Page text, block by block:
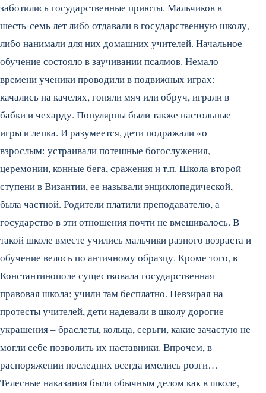
заботились государственные приюты. Мальчиков в
шесть-семь лет либо отдавали в государственную школу,
либо нанимали для них домашних учителей. Начальное
обучение состояло в заучивании псалмов. Немало
времени ученики проводили в подвижных играх:
качались на качелях, гоняли мяч или обруч, играли в
бабки и чехарду. Популярны были также настольные
игры и лепка. И разумеется, дети подражали «о
взрослым: устраивали потешные богослужения,
церемонии, конные бега, сражения и т.п. Школа второй
ступени в Византии, ее называли энциклопедической,
была частной. Родители платили преподавателю, а
государство в эти отношения почти не вмешивалось. В
такой школе вместе учились мальчики разного возраста и
обучение велось по античному образцу. Кроме того, в
Константинополе существовала государственная
правовая школа; учили там бесплатно. Невзирая на
протесты учителей, дети надевали в школу дорогие
украшения – браслеты, кольца, серьги, какие зачастую не
могли себе позволить их наставники. Впрочем, в
распоряжении последних всегда имелись розги…
Телесные наказания были обычным делом как в школе,